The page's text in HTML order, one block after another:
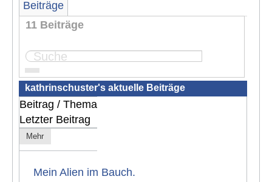
Beiträge
11 Beiträge
Seite: 1 2
kathrinschuster's aktuelle Beiträge
Beitrag / Thema
Letzter Beitrag
Mehr
Mein Alien im Bauch.